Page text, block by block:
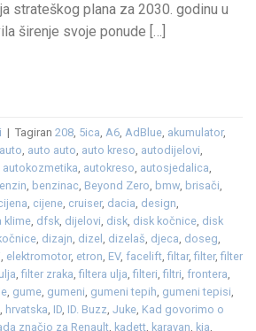
strateškog plana za 2030. godinu u
širenje svoje ponude […]
| Tagiran 208 5ica A6 AdBlue akumulator,
auto auto auto auto kreso autodijelovi
autokozmetika autokreso autosjedalica
benzinac Beyond Zero bmw brisači
cijene cruiser, dacia design
klime dfsk dijelovi disk disk kočnice disk
dizajn dizel dizelaš djeca doseg
elektromotor, etron EV, facelift ,filtar,filter,filter
,filter zraka ,filtera ulja ,filteri ,filtri frontera
gume gumeni gumeni tepih gumeni tepisi
hrvatska ID ID. Buzz Juke Kad govorimo o
značio za Renault kadett karavan kia